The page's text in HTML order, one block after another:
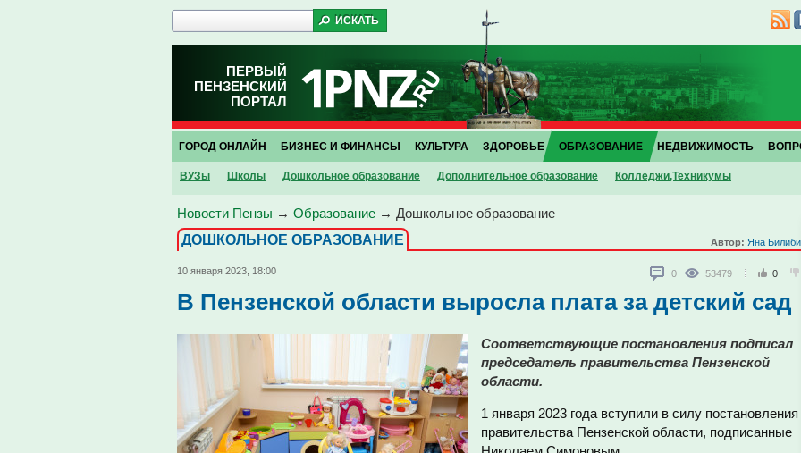
ПЕРВЫЙ
ПЕНЗЕНСКИЙ
ПОРТАЛ
ГОРОД ОНЛАЙН БИЗНЕС И ФИНАНСЫ КУЛЬТУРА ЗДОРОВЬЕ ОБРАЗОВАНИЕ
ВУЗы Школы Дошкольное образование Дополнительное образование Колледжи,Техникумы
НЕДВИЖИМОСТЬ
Новости Пензы → Образование → Дошкольное образование
ДОШКОЛЬНОЕ ОБРАЗОВАНИЕ
Автор: Яна
10 января 2023, 18:00 0 53479 0
В Пензенской области выросла плата за детский сад
Соответствующие постановления подписал
председатель правительства Пензенской
области.
1 января 2023 года вступили в силу постановления
правительства Пензенской области, подписанные